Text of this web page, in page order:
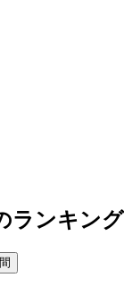
ランキング